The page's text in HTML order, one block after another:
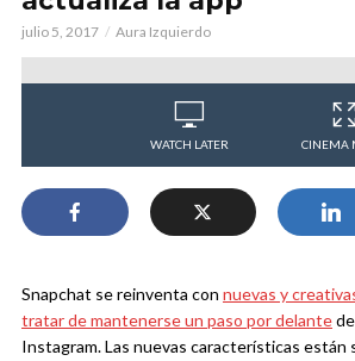
julio 5, 2017 Aura Izquierdo
WATCH LATER CINEMA
Snapchat se reinventa con nuevas y
tratar de mantenerse un paso por delante
Instagram. Las nuevas características están